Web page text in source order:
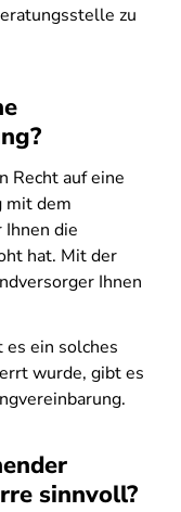
zu
Recht auf eine
mit dem
die
hat. Mit der
Ihnen
ein solches
wurde, gibt es
sinnvoll?